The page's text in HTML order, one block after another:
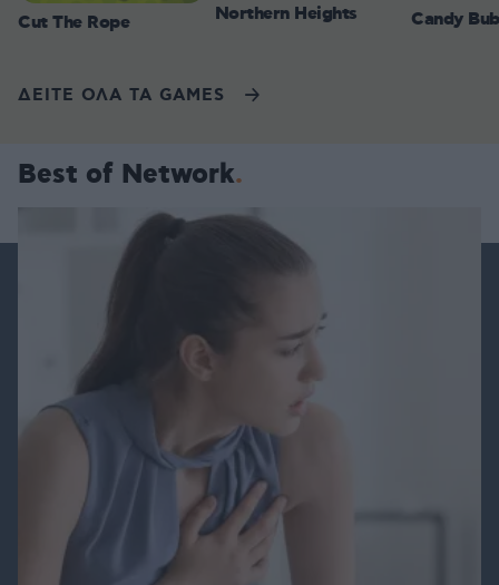
Cut The Rope Northern Heights Candy
ΔΕΙΤΕ ΟΛΑ ΤΑ GAMES
Best of Network